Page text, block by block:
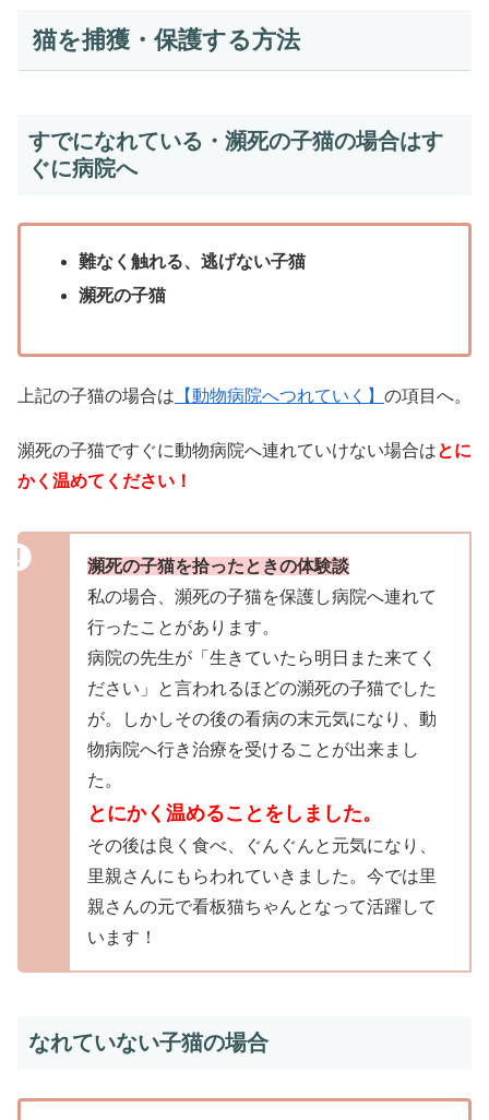
猫を捕獲・保護する方法
すでになれている・瀕死の子猫の場合はす
ぐに病院へ
難なく触れる、逃げない子猫
瀕死の子猫
上記の子猫の場合は 【動物病院へつれていく】 の項目へ。
瀕死の子猫ですぐに動物病院へ連れていけない場合はとに
かく温めてください！
瀕死の子猫を拾ったときの体験談
私の場合、瀕死の子猫を保護し病院へ連れて
行ったことがあります。
病院の先生が「生きていたら明日また来てく
ださい」と言われるほどの瀕死の子猫でした
が。しかしその後の看病の末元気になり、動
物病院へ行き治療を受けることが出来まし
た。
とにかく温めることをしました。
その後は良く食べ、ぐんぐんと元気になり、
里親さんにもらわれていきました。今では里
親さんの元で看板猫ちゃんとなって活躍して
います！
なれていない子猫の場合